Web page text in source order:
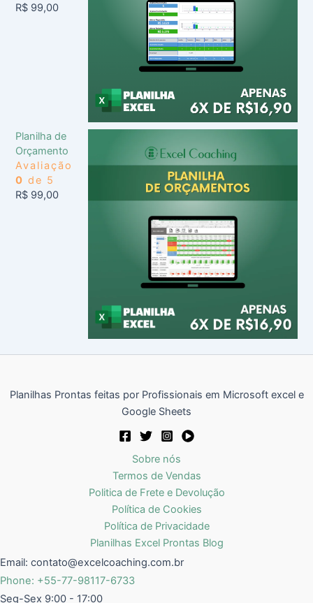
R$ 99,00
Planilha de
Orçamento
Avaliação
0 de 5
R$ 99,00
Planilhas Prontas feitas por Profissionais em Microsoft excel e
Google Sheets
Sobre nós
Termos de Vendas
Politica de Frete e Devolução
Política de Cookies
Política de Privacidade
Planilhas Excel Prontas Blog
Email: contato@excelcoaching.com.br
Phone: +55-77-98117-6733
Seg-Sex 9:00 - 17:00